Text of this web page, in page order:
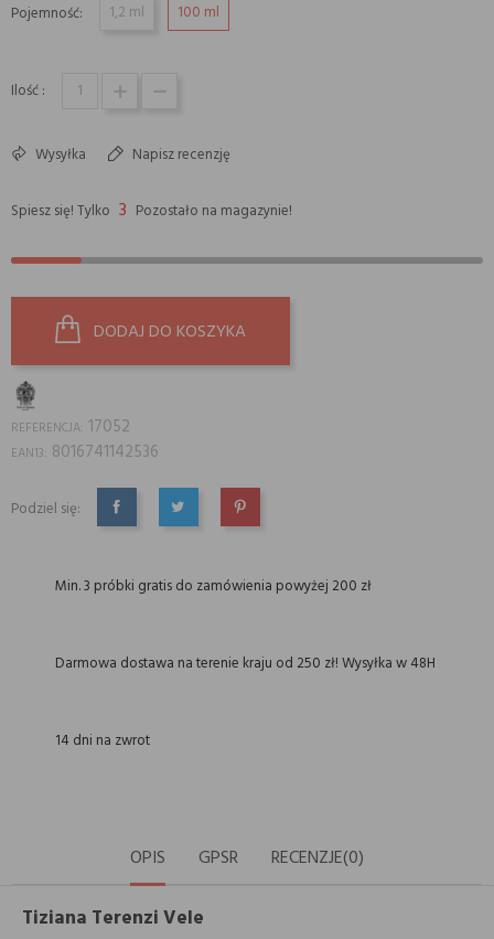
Pojemność: 1,2 ml 100 ml
Ilość :
Wysyłka Napisz recenzję
Spiesz się! Tylko 3 Pozostało na magazynie!
DODAJ DO KOSZYKA
REFERENCJA: 17052
EAN13: 8016741142536
Podziel się:
UDOSTĘPNIJTWEETUJPINTEREST
Min. 3 próbki gratis do zamówienia powyżej 200 zł
Darmowa dostawa na terenie kraju od 250 zł! Wysyłka w 48H
14 dni na zwrot
OPIS GPSR RECENZJE(0)
Tiziana Terenzi Vele